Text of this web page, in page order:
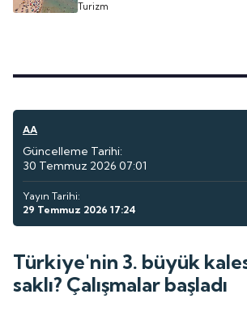
Turizm
AA
Güncelleme Tarihi:
30 Temmuz 2026 07:01
Yayın Tarihi:
29 Temmuz 2026 17:24
Türkiye'nin 3. büyük
saklı? Çalışmalar başladı